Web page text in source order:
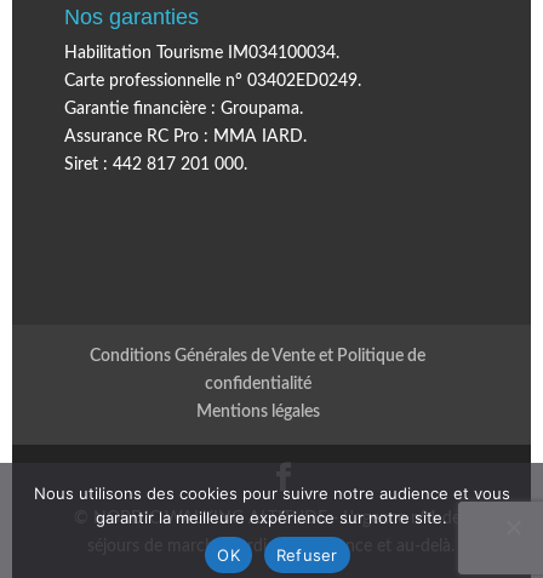
Nos garanties
Habilitation Tourisme IM034100034.
Carte professionnelle n° 03402ED0249.
Garantie financière : Groupama.
Assurance RC Pro : MMA IARD.
Siret : 442 817 201 000.
Conditions Générales de Vente et Politique de
confidentialité
Mentions légales
© NORDIC WALKING ALTITUDE - L'agence n°1 des
séjours de marche nordique en France et au-delà.
Nous utilisons des cookies pour suivre notre audience et vous
garantir la meilleure expérience sur notre site.
OK
Refuser